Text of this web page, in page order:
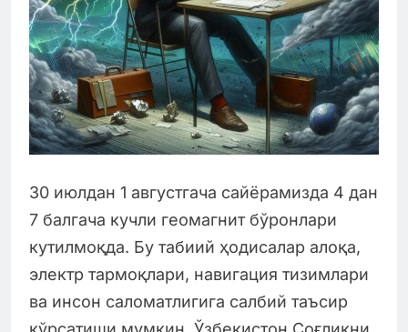
30 июлдан 1 августгача сайёрамизда 4 дан
7 балгача кучли геомагнит бўронлари
кутилмоқда. Бу табиий ҳодисалар алоқа,
электр тармоқлари, навигация тизимлари
ва инсон саломатлигига салбий таъсир